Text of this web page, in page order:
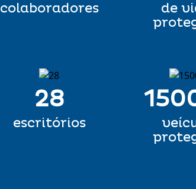
colaboradores
de
28
escritórios